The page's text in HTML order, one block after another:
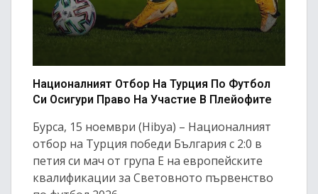
Националният Отбор На Турция По Футбол
Си Осигури Право На Участие В Плейофите
Бурса, 15 ноември (Hibya) – Националният
отбор на Турция победи България с 2:0 в
петия си мач от група Е на европейските
квалификации за Световното първенство